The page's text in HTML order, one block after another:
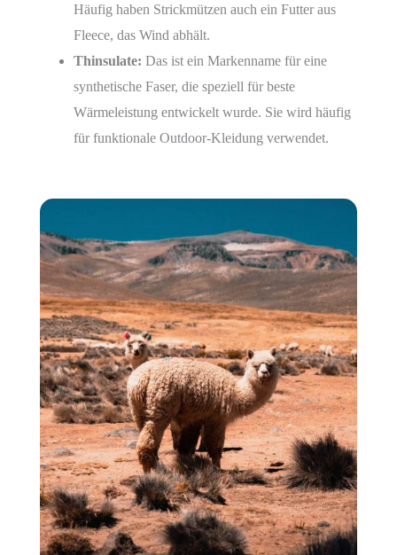
Häufig haben Strickmützen auch ein Futter aus
Fleece, das Wind abhält.
Thinsulate: Das ist ein Markenname für eine
synthetische Faser, die speziell für beste
Wärmeleistung entwickelt wurde. Sie wird häufig
für funktionale Outdoor-Kleidung verwendet.